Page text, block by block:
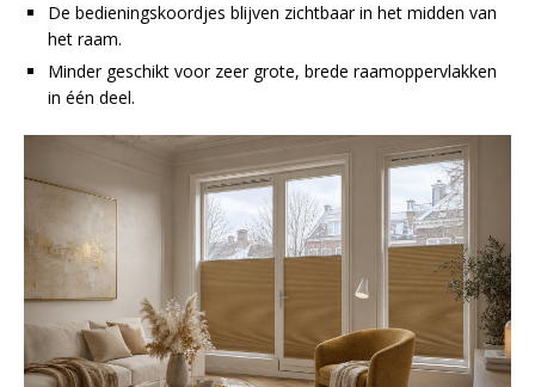
De bedieningskoordjes blijven zichtbaar in het midden van
het raam.
Minder geschikt voor zeer grote, brede raamoppervlakken
in één deel.